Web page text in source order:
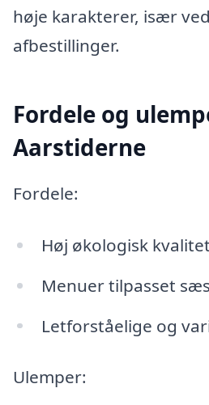
høje karakterer, især
afbestillinger.
Fordele og
Aarstiderne
Fordele:
Høj økologisk
Menuer tilpasset
Letforståelige og
Ulemper: